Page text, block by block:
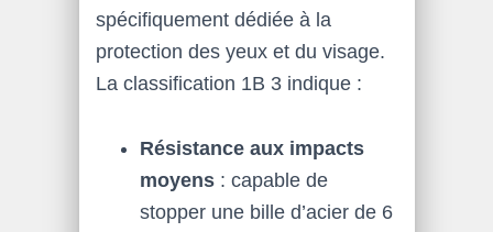
spécifiquement dédiée à la
protection des yeux et du visage.
La classification 1B 3 indique :
Résistance aux impacts
moyens: capable de
stopper une bille d’acier de 6